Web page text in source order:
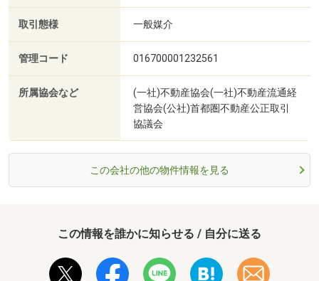
取引態様 一般媒介
管理コード 016700001232561
所属協会など
(一社)不動産協会(一社)不動産流通経
営協会(公社)首都圏不動産公正取引
協議会
この会社の他の物件情報を見る
この情報を誰かに知らせる / 自分に送る